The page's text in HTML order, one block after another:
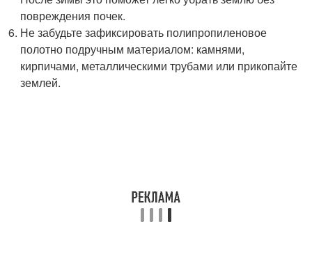
повреждения почек.
Не забудьте зафиксировать полипропиленовое
полотно подручным материалом: камнями,
кирпичами, металлическими трубами или прикопайте
землей.